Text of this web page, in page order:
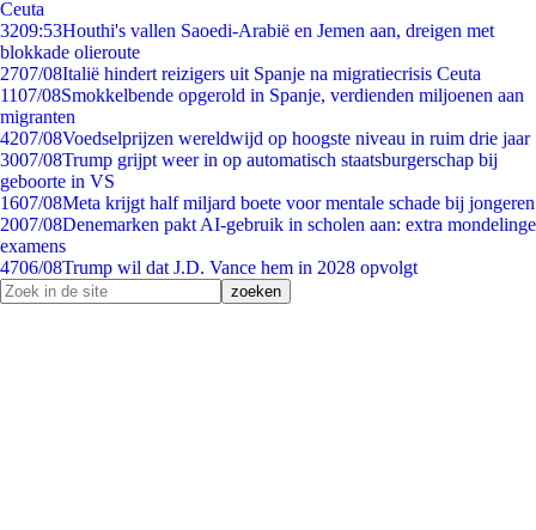
Ceuta
3209:53Houthi's vallen Saoedi-Arabië en Jemen aan, dreigen met
blokkade olieroute
2707/08Italië hindert reizigers uit Spanje na migratiecrisis Ceuta
1107/08Smokkelbende opgerold in Spanje, verdienden miljoenen aan
migranten
4207/08Voedselprijzen wereldwijd op hoogste niveau in ruim drie jaar
3007/08Trump grijpt weer in op automatisch staatsburgerschap bij
geboorte in VS
1607/08Meta krijgt half miljard boete voor mentale schade bij jongeren
2007/08Denemarken pakt AI-gebruik in scholen aan: extra mondelinge
examens
4706/08Trump wil dat J.D. Vance hem in 2028 opvolgt